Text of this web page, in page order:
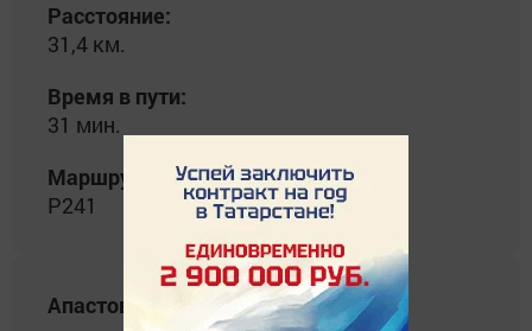
Расстояние:
31,4 км.
Время в пути:
31 мин.
Маршрут:
Р241
Апастово-Лениногорск